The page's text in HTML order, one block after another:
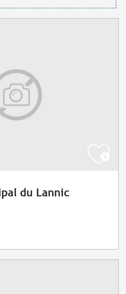
du Lannic